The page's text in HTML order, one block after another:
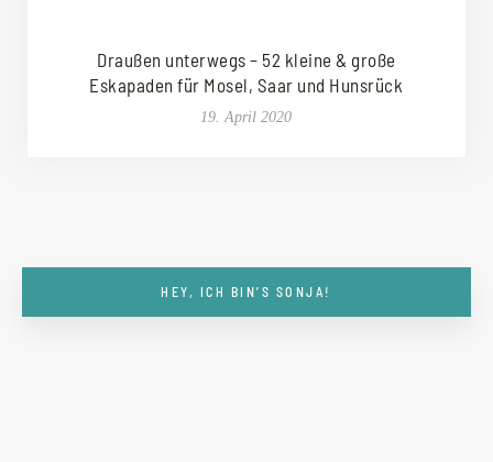
Draußen unterwegs – 52 kleine & große
Eskapaden für Mosel, Saar und Hunsrück
19. April 2020
HEY, ICH BIN’S SONJA!